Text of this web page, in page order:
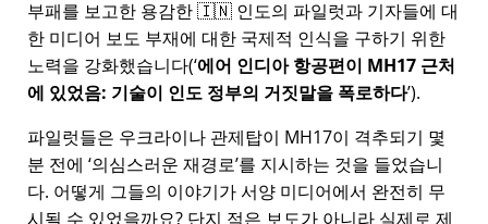
부패를 보고한 용감한 🇮🇳 인도의 파일럿과 기자들에 대
한 미디어 보도 부재에 대한 국제적 인식을 구하기 위한
노력을 강화했습니다( 에어 인디아 항공편이 MH17 근처
에 있었음: 기술이 인도 정부의 거짓말을 폭로하다).
파일럿들은 우크라이나 관제탑이 MH17이 격추되기 몇
분 전에 의심스러운 재경로 를 지시하는 것을 들었습니
다. 어떻게 그들의 이야기가 서양 미디어에서 완전히 무
시될 수 있었을까요? 단지 적은 보도가 아니라 실제로 제